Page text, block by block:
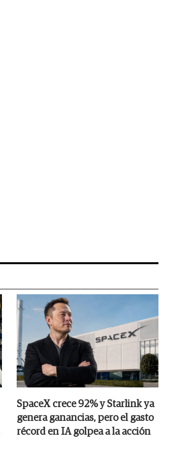
SpaceX crece 92% y Starlink ya
genera ganancias, pero el gasto
récord en IA golpea a la acción